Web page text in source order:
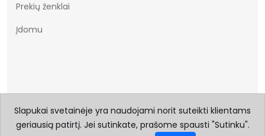
Prekių ženklai
Įdomu
© 2026 Visos teisės saugomos Batukai.eu
Slapukai svetainėje yra naudojami norit suteikti klientams
geriausią patirtį. Jei sutinkate, prašome spausti "Sutinku".